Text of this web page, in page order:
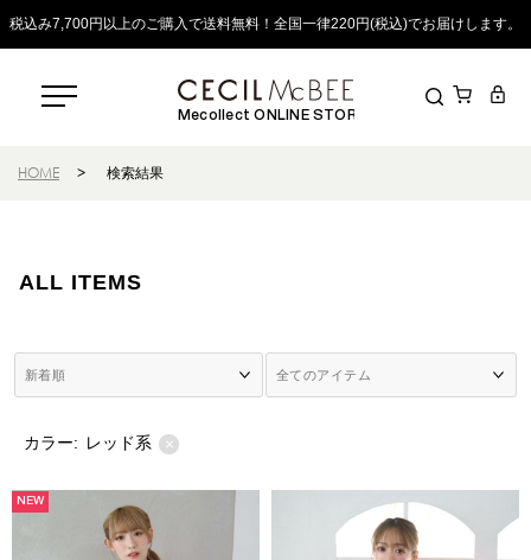
税込み7,700円以上のご購入で送料無料！全国一律220円(税込)でお届けします。
Mecollect ONLINE STORE
HOME > 検索結果
ALL ITEMS
カラー: レッド系 ×
NEW